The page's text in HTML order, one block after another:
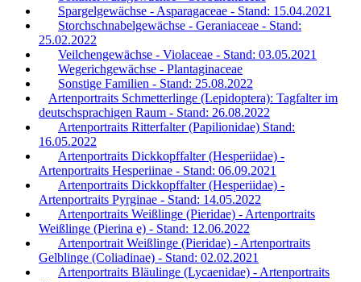
Spargelgewächse - Asparagaceae - Stand: 15.04.2021
Storchschnabelgewächse - Geraniaceae - Stand:
25.02.2022
Veilchengewächse - Violaceae - Stand: 03.05.2021
Wegerichgewächse - Plantaginaceae
Sonstige Familien - Stand: 25.08.2022
Artenportraits Schmetterlinge (Lepidoptera): Tagfalter im
deutschsprachigen Raum - Stand: 26.08.2022
Artenportraits Ritterfalter (Papilionidae) Stand:
16.05.2022
Artenportraits Dickkopffalter (Hesperiidae) -
Artenportraits Hesperiinae - Stand: 06.09.2021
Artenportraits Dickkopffalter (Hesperiidae) -
Artenportraits Pyrginae - Stand: 14.05.2022
Artenportraits Weißlinge (Pieridae) - Artenportraits
Weißlinge (Pierina e) - Stand: 12.06.2022
Artenportrait Weißlinge (Pieridae) - Artenportraits
Gelblinge (Coliadinae) - Stand: 02.02.2021
Artenportraits Bläulinge (Lycaenidae) - Artenportraits